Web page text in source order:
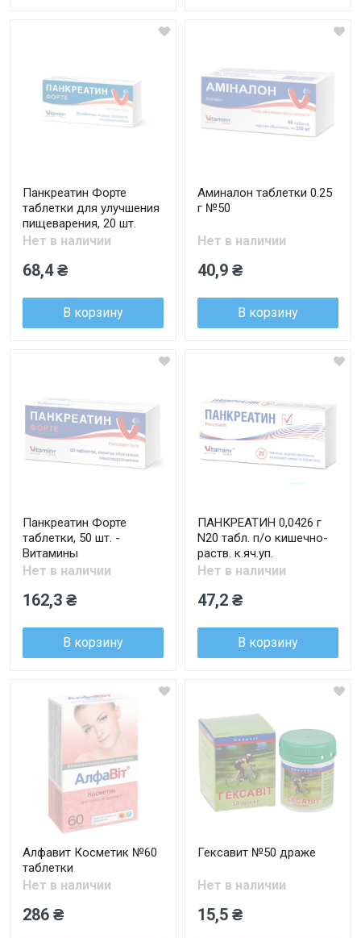
Панкреатин Форте
таблетки для улучшения
пищеварения, 20 шт.
Нет в наличии
68,4 ₴
В корзину
Аминалон таблетки 0.25
г №50
Нет в наличии
40,9 ₴
В корзину
Панкреатин Форте
таблетки, 50 шт. -
Витамины
Нет в наличии
162,3 ₴
В корзину
ПАНКРЕАТИН 0,0426 г
N20 табл. п/о кишечно-
раств. к.яч.уп.
Нет в наличии
47,2 ₴
В корзину
Алфавит Косметик №60
таблетки
Нет в наличии
286 ₴
Гексавит №50 драже
Нет в наличии
15,5 ₴